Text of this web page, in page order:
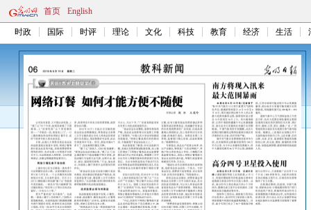
首页 English
时政 国际 时评 理论 文化 科技 教育 经济 生活